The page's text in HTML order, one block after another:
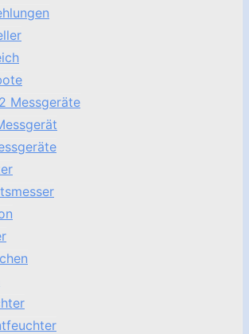
Messgeräte